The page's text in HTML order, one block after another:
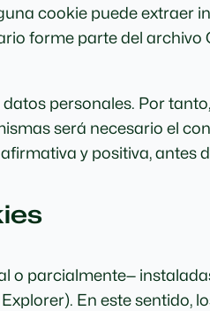
cookie puede extraer
forme parte del
personales. Por
será necesario el
y positiva, antes
o parcialmente—
En este